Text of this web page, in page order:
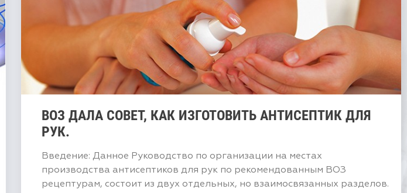
ВОЗ ДАЛА СОВЕТ, КАК ИЗГОТОВИТЬ АНТИСЕПТИК ДЛЯ
РУК.
Введение: Данное Руководство по организации на местах
производства антисептиков для рук по рекомендованным ВОЗ
рецептурам, состоит из двух отдельных, но взаимосвязанных разделов.